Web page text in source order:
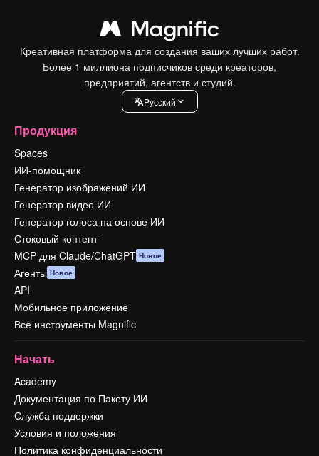
Креативная платформа для создания ваших лучших работ.
Более 1 миллиона подписчиков среди креаторов,
предприятий, агентств и студий.
Pусский
Продукция
Spaces
ИИ-помощник
Генератор изображений ИИ
Генератор видео ИИ
Генератор голоса на основе ИИ
Стоковый контент
MCP для Claude/ChatGPT Новое
Агенты Новое
API
Мобильное приложение
Все инструменты Magnific
Начать
Academy
Документация по Пакету ИИ
Служба поддержки
Условия и положения
Политика конфиденциальности